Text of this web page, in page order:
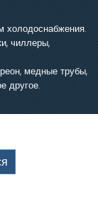
холодоснабжения.
чиллеры,
медные трубы,
другое.